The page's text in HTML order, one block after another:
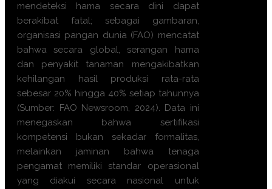
mendeteksi hama secara dini dapat
berakibat fatal; sebagai gambaran,
organisasi pangan dunia (FAO) mencatat
bahwa secara global, serangan hama
dan penyakit tanaman mengakibatkan
kehilangan hasil produksi rata-rata
sebesar 20% hingga 40% setiap tahunnya
(Sumber: FAO Newsroom, 2024). Data ini
menegaskan bahwa sertifikasi
kompetensi bukan sekadar formalitas,
melainkan jaminan bahwa tenaga
pengamat memiliki standar operasional
yang diakui secara nasional untuk